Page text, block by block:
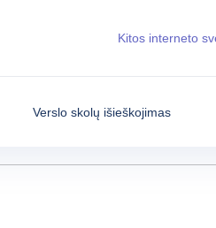
Verslo skolų išieškojimas
Kitos interneto